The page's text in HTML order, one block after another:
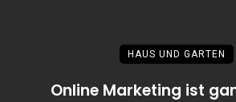
HAUS UND GARTEN
Online Marketing ist